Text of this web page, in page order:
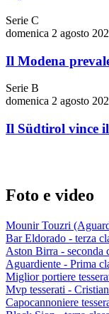
Serie C
domenica 2 agosto
Il Modena
Serie B
domenica 2 agosto
Il Südtirol vince
Foto e video
Mounir Touzri
Bar Eldorado - terza
Aston Birra - seconda
Aguardiente - Prima
Miglior portiere
Mvp tesserati -
Capocannoniere